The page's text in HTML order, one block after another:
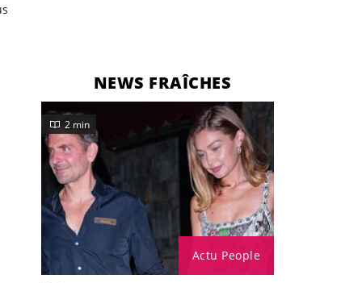
NEWS FRAÎCHES
Actu People
2 min